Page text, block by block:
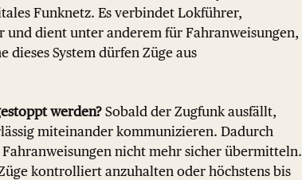
Funknetz. Es verbindet Lokführer,
dient unter anderem für Fahranweisungen,
System dürfen Züge aus
werden? Sobald der Zugfunk ausfällt,
miteinander kommunizieren. Dadurch
nicht mehr sicher übermitteln.
kontrolliert anzuhalten oder höchstens bis